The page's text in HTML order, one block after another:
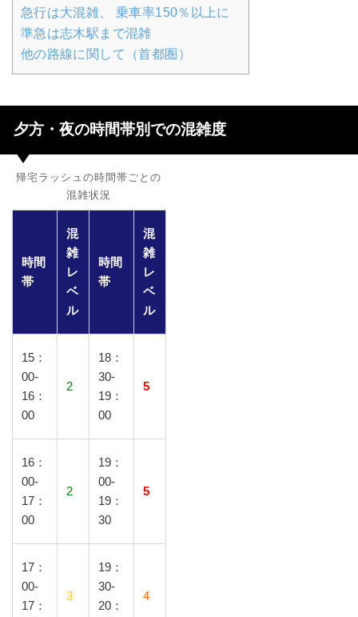
急行は大混雑、 乗車率150％以上に
準急は志木駅まで混雑
他の路線に関して（首都圏）
夕方・夜の時間帯別での混雑度
帰宅ラッシュの時間帯ごとの
混雑状況
時間
帯
混
雑
レ
ベ
ル
時間
帯
混
雑
レ
ベ
ル
15：
00-
16：
00
2
18：
30-
19：
00
5
16：
00-
17：
00
2
19：
00-
19：
30
5
17：
00-
17：
3
19：
30-
20：
4